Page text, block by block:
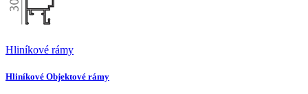
Hliníkové rámy
Hliníkové Objektové rámy